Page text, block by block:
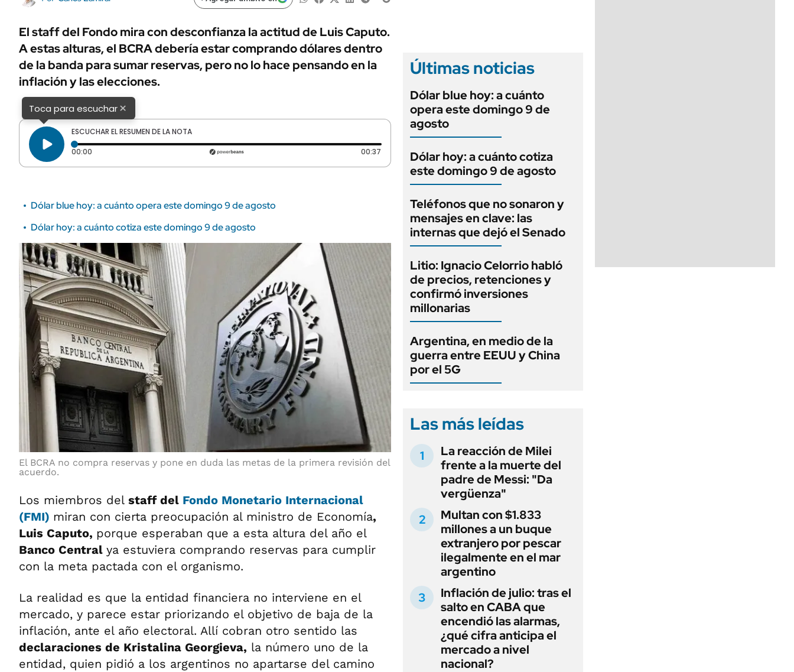
ÁMBITO DEBATE
URUGUAY
AUTOS
El staff del Fondo mira con desconfianza la actitud de Luis Caputo.
A estas alturas, el BCRA debería estar comprando dólares dentro
de la banda para sumar reservas, pero no lo hace pensando en la
inflación y las elecciones.
Toca para escuchar×
ESCUCHAR EL RESUMEN DE LA NOTA
00:00 Tiempo transcurrido: 0 segundos 00:37 Duración: 37 segundos
Dólar blue hoy: a cuánto opera este domingo 9 de agosto
Dólar hoy: a cuánto cotiza este domingo 9 de agosto
El BCRA no compra reservas y pone en duda las metas de la primera revisión del
acuerdo.
Los miembros del staff del Fondo Monetario Internacional
(FMI) miran con cierta preocupación al ministro de Economía,
Luis Caputo, porque esperaban que a esta altura del año el
Banco Central ya estuviera comprando reservas para cumplir
con la meta pactada con el organismo.
La realidad es que la entidad financiera no interviene en el
mercado, y parece estar priorizando el objetivo de baja de la
inflación, ante el año electoral. Allí cobran otro sentido las
declaraciones de Kristalina Georgieva, la número uno de la
entidad, quien pidió a los argentinos no apartarse del camino
Últimas noticias
Dólar blue hoy: a cuánto
opera este domingo 9 de
agosto
Dólar hoy: a cuánto cotiza
este domingo 9 de agosto
Teléfonos que no sonaron y
mensajes en clave: las
internas que dejó el Senado
Litio: Ignacio Celorrio habló
de precios, retenciones y
confirmó inversiones
millonarias
Argentina, en medio de la
guerra entre EEUU y China
por el 5G
Las más leídas
La reacción de Milei
frente a la muerte del
padre de Messi: "Da
vergüenza"
Multan con $1.833
millones a un buque
extranjero por pescar
ilegalmente en el mar
argentino
Inflación de julio: tras el
salto en CABA que
encendió las alarmas,
¿qué cifra anticipa el
mercado a nivel
nacional?